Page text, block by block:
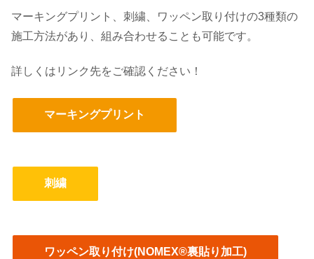
マーキングプリント、刺繍、ワッペン取り付けの3種類の
施工方法があり、組み合わせることも可能です。
詳しくはリンク先をご確認ください！
マーキングプリント
刺繍
ワッペン取り付け(NOMEX®裏貼り加工)